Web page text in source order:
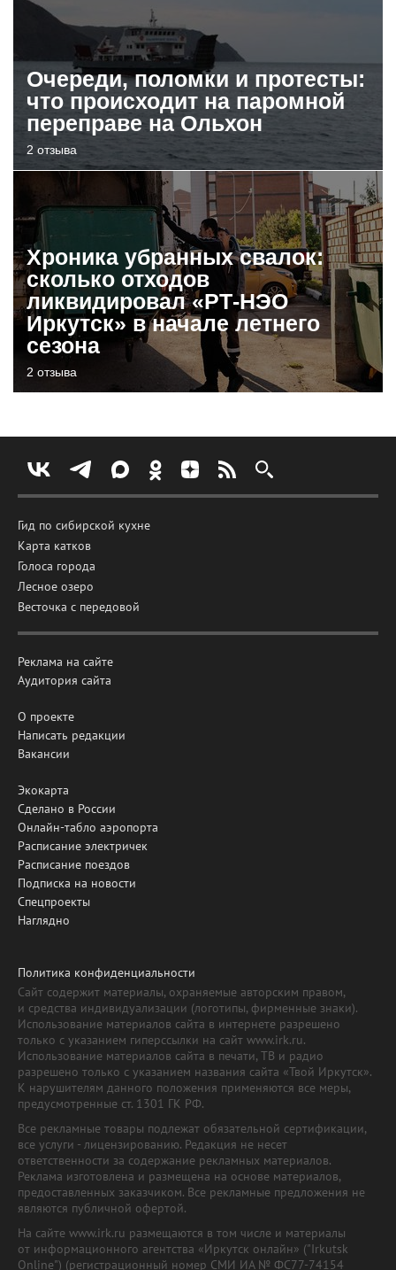
Очереди, поломки и протесты:
что происходит на паромной
переправе на Ольхон
2 отзыва
Хроника убранных свалок:
сколько отходов
ликвидировал «РТ-НЭО
Иркутск» в начале летнего
сезона
2 отзыва
Гид по сибирской кухне
Карта катков
Голоса города
Лесное озеро
Весточка с передовой
Реклама на сайте
Аудитория сайта
О проекте
Написать редакции
Вакансии
Экокарта
Сделано в России
Онлайн-табло аэропорта
Расписание электричек
Расписание поездов
Подписка на новости
Спецпроекты
Наглядно
Политика конфиденциальности
Сайт содержит материалы, охраняемые авторским правом,
и средства индивидуализации (логотипы, фирменные знаки).
Использование материалов сайта в интернете разрешено
только с указанием гиперссылки на сайт www.irk.ru.
Использование материалов сайта в печати, ТВ и радио
разрешено только с указанием названия сайта «Твой Иркутск».
К нарушителям данного положения применяются все меры,
предусмотренные ст. 1301 ГК РФ.
Все рекламные товары подлежат обязательной сертификации,
все услуги - лицензированию. Редакция не несет
ответственности за содержание рекламных материалов.
Реклама изготовлена и размещена на основе материалов,
предоставленных заказчиком. Все рекламные предложения не
являются публичной офертой.
На сайте www.irk.ru размещаются в том числе и материалы
от информационного агентства «Иркутск онлайн» ("Irkutsk
Online") (регистрационный номер СМИ ИА № ФС77-74154